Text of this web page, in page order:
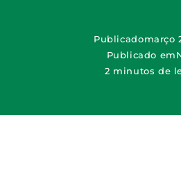
Publicadomarço
Publicado em
2 minutos de